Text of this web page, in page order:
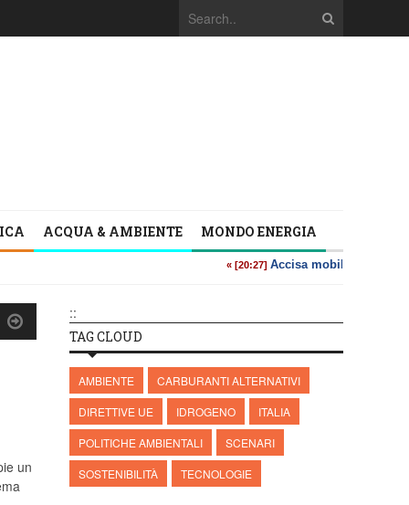
ACQUA & AMBIENTE MONDO ENERGIA
::
un
TAG CLOUD
AMBIENTE
CARBURANTI ALTERNATIVI
DIRETTIVE UE
IDROGENO
ITALIA
POLITICHE AMBIENTALI
SCENARI
SOSTENIBILITÀ
TECNOLOGIE